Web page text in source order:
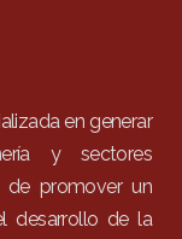
en generar
y sectores
de promover un
desarrollo de la